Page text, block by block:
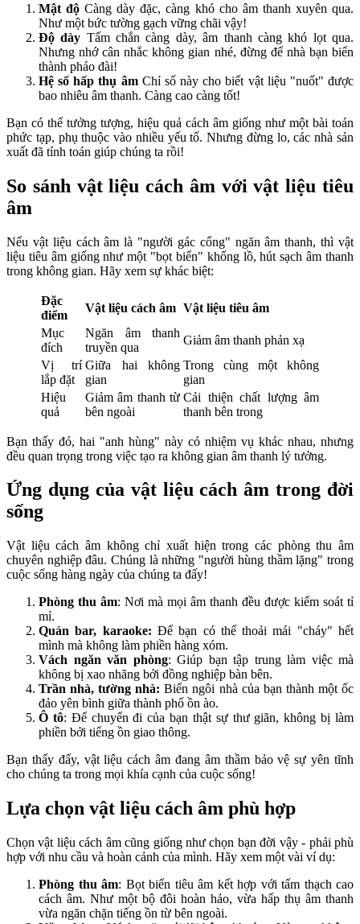
Mật độ Càng dày đặc, càng khó cho âm thanh xuyên qua.
Như một bức tường gạch vững chãi vậy!
Độ dày Tấm chắn càng dày, âm thanh càng khó lọt qua.
Nhưng nhớ cân nhắc không gian nhé, đừng để nhà bạn biến
thành pháo đài!
Hệ số hấp thụ âmChỉ số này cho biết vật liệu "nuốt" được
bao nhiêu âm thanh. Càng cao càng tốt!
Bạn có thể tưởng tượng, hiệu quả cách âm giống như một bài toán
phức tạp, phụ thuộc vào nhiều yếu tố. Nhưng đừng lo, các nhà sản
xuất đã tính toán giúp chúng ta rồi!
So sánh vật liệu cách âm với vật liệu tiêu
âm
Nếu vật liệu cách âm là "người gác cổng" ngăn âm thanh, thì vật
liệu tiêu âm giống như một "bọt biển" khổng lồ, hút sạch âm thanh
trong không gian. Hãy xem sự khác biệt:
Đặc
điểm
Vật liệu cách âm Vật liệu tiêu âm
Mục
đích
Ngăn âm thanh
truyền qua
Giảm âm thanh phản xạ
Vị trí
lắp đặt
Giữa hai không
gian
Trong cùng một không
gian
Hiệu
quả
Giảm âm thanh từ
bên ngoài
Cải thiện chất lượng âm
thanh bên trong
Bạn thấy đó, hai "anh hùng" này có nhiệm vụ khác nhau, nhưng
đều quan trọng trong việc tạo ra không gian âm thanh lý tưởng.
Ứng dụng của vật liệu cách âm trong đời
sống
Vật liệu cách âm không chỉ xuất hiện trong các phòng thu âm
chuyên nghiệp đâu. Chúng là những "người hùng thầm lặng" trong
cuộc sống hàng ngày của chúng ta đấy!
Phòng thu âm: Nơi mà mọi âm thanh đều được kiểm soát tỉ
mỉ.
Quán bar, karaoke: Để bạn có thể thoải mái "cháy" hết
mình mà không làm phiền hàng xóm.
Vách ngăn văn phòng: Giúp bạn tập trung làm việc mà
không bị xao nhãng bởi đồng nghiệp bàn bên.
Trần nhà, tường nhà: Biến ngôi nhà của bạn thành một ốc
đảo yên bình giữa thành phố ồn ào.
Ô tô: Để chuyến đi của bạn thật sự thư giãn, không bị làm
phiền bởi tiếng ồn giao thông.
Bạn thấy đấy, vật liệu cách âm đang âm thầm bảo vệ sự yên tĩnh
cho chúng ta trong mọi khía cạnh của cuộc sống!
Lựa chọn vật liệu cách âm phù hợp
Chọn vật liệu cách âm cũng giống như chọn bạn đời vậy - phải phù
hợp với nhu cầu và hoàn cảnh của mình. Hãy xem một vài ví dụ:
Phòng thu âm: Bọt biển tiêu âm kết hợp với tấm thạch cao
cách âm. Như một bộ đôi hoàn hảo, vừa hấp thụ âm thanh
vừa ngăn chặn tiếng ồn từ bên ngoài.